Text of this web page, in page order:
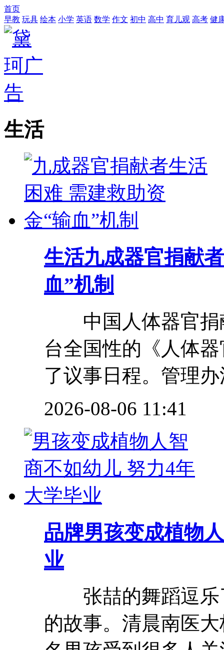
首页
早教 玩具 绘本 小学 英语 数学 作文 初中 高中 育儿观 高考 健
生活
生活九成器官捐献
血”机制
中国人体器官捐
台全国性的《人体
了议事日程。管理
2026-08-06 11:41
品牌男孩变成植物
业
张喆的舞蹈逗乐
的故事。清晨南医